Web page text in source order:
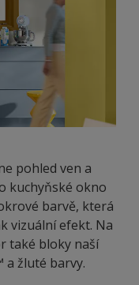
pohled ven a
kuchyňské okno
barvě, která
vizuální efekt. Na
také bloky naší
a žluté barvy.